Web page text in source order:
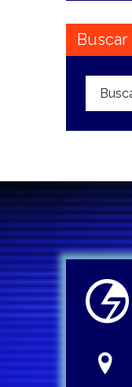
Buscar
Buscar: